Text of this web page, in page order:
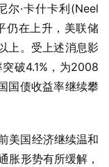
尔·卡什卡利(Neel
仍在上升，美联储
上。受上述消息影
破4.1%，为2008
国债收益率继续攀
美国经济继续温和
胀形势有所缓解，